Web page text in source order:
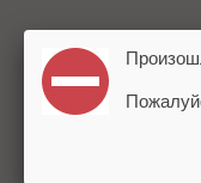
Рекламная сеть
инструмент,
и набора